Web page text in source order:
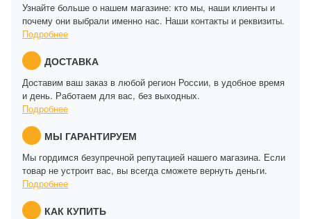
Узнайте больше о нашем магазине: кто мы, наши клиенты и
почему они выбрали именно нас. Наши контакты и реквизиты.
Подробнее
ДОСТАВКА
Доставим ваш заказ в любой регион России, в удобное время
и день. Работаем для вас, без выходных.
Подробнее
МЫ ГАРАНТИРУЕМ
Мы гордимся безупречной репутацией нашего магазина. Если
товар не устроит вас, вы всегда сможете вернуть деньги.
Подробнее
КАК КУПИТЬ